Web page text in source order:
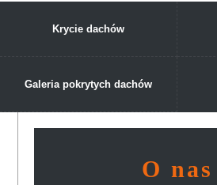
Krycie dachów
Galeria pokrytych dachów
O nas